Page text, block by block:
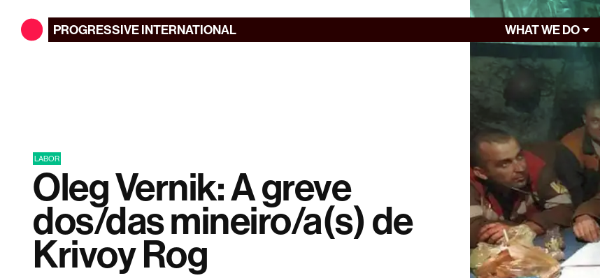
PROGRESSIVEINTERNATIONAL WHAT WE DO
LABOR
Oleg Vernik: A greve
dos/das mineiro/a(s) de
Krivoy Rog